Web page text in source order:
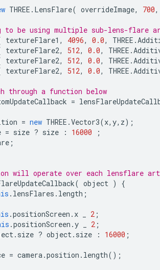
THREE . LensFlare( overrideImage, 700,
to be using multiple sub-lens-flare
textureFlare1 , 4096, 0.0, THREE .
textureFlare2, 512, 0.0, THREE .
textureFlare2, 512, 0.0, THREE .
textureFlare2, 512, 0.0, THREE .
through a function below
=
= new THREE .Vector3(x, y, z);
= size ? size : 16000
;
;
will operate over each lensflare
( object )
{
. lensFlares . length ;
.positionScreen . x 2 ;
.positionScreen .y 2 ;
. size ? object. size : 16000 ;
= camera.position . length();